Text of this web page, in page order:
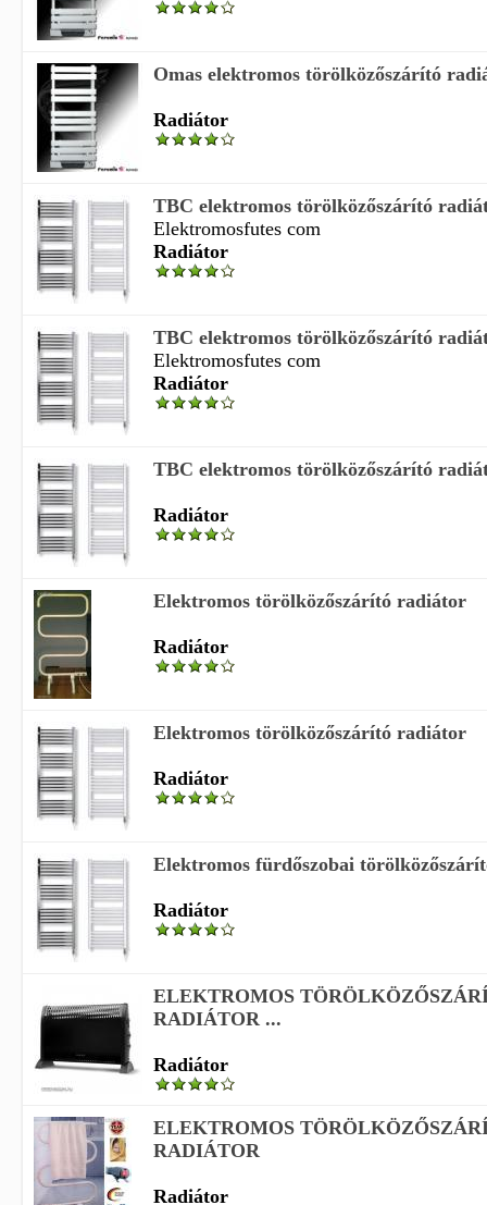
Omas elektromos törölközőszárító
Radiátor
TBC elektromos törölközőszárító
Elektromosfutes com
Radiátor
TBC elektromos törölközőszárító
Elektromosfutes com
Radiátor
TBC elektromos törölközőszárító
Radiátor
Elektromos törölközőszárító radiátor
Radiátor
Elektromos törölközőszárító radiátor
Radiátor
Elektromos fürdőszobai
Radiátor
ELEKTROMOS
RADIÁTOR ...
Radiátor
ELEKTROMOS
RADIÁTOR
Radiátor